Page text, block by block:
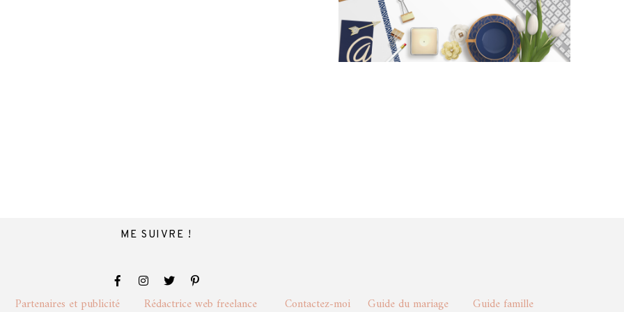
ME SUIVRE !
Partenaires et publicité Rédactrice web freelance Contactez-moi Guide du mariage Guide famille